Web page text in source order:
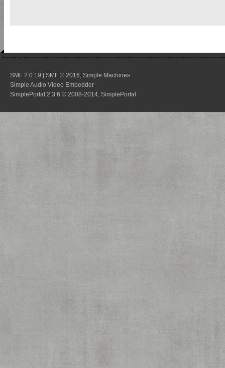
SMF 2.0.19 | SMF © 2016 Simple Machines
Simple Audio Video Embedder
SimplePortal 2.3.6 © 2008-2014, SimplePortal